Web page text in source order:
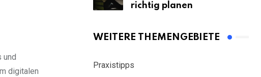
und
digitalen
richtig planen
WEITERE THEMENGEBIETE
Praxistipps